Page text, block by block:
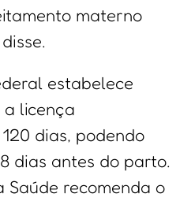
materno
estabelece
licença
dias, podendo
dias antes do parto.
Saúde recomenda o